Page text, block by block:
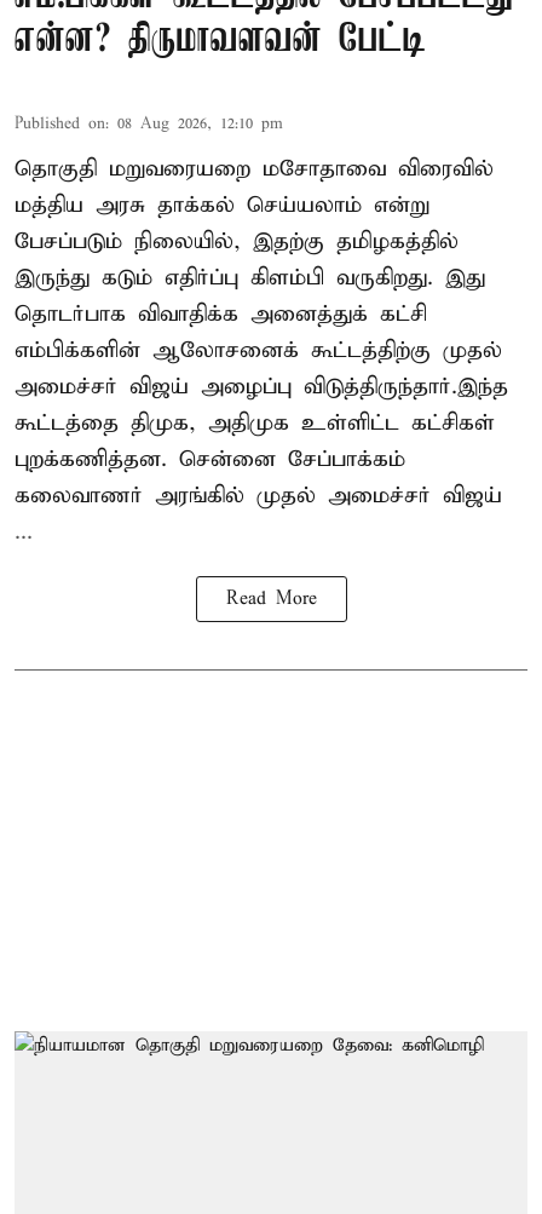
என்ன? திருமாவளவன் பேட்டி
Published on: 08 Aug 2026, 12:10 pm
தொகுதி மறுவரையறை மசோதாவை விரைவில்
மத்திய அரசு தாக்கல் செய்யலாம் என்று
பேசப்படும் நிலையில், இதற்கு தமிழகத்தில்
இருந்து கடும் எதிர்ப்பு கிளம்பி வருகிறது. இது
தொடர்பாக விவாதிக்க அனைத்துக் கட்சி
எம்பிக்களின் ஆலோசனைக் கூட்டத்திற்கு முதல்
அமைச்சர் விஜய் அழைப்பு விடுத்திருந்தார்.இந்த
கூட்டத்தை திமுக, அதிமுக உள்ளிட்ட கட்சிகள்
புறக்கணித்தன. சென்னை சேப்பாக்கம்
கலைவாணர் அரங்கில் முதல் அமைச்சர் விஜய்
...
Read More